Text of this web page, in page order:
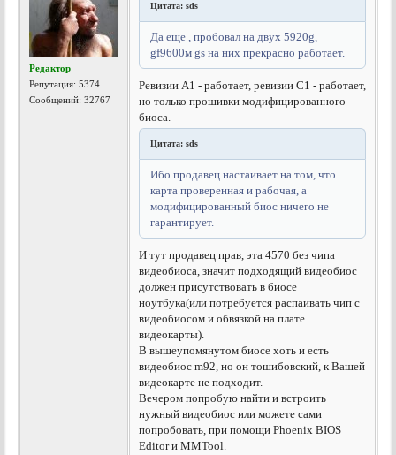
Редактор
Репутация:5374
Сообщений: 32767
Цитата: sds
Да еще , пробовал на двух 5920g,
gf9600м gs на них прекрасно работает.
Ревизии А1 - работает, ревизии С1 - работает,
но только прошивки модифицированного
биоса.
Цитата: sds
Ибо продавец настаивает на том, что
карта проверенная и рабочая, а
модифицированный биос ничего не
гарантирует.
И тут продавец прав, эта 4570 без чипа
видеобиоса, значит подходящий видеобиос
должен присутствовать в биосе
ноутбука(или потребуется распаивать чип с
видеобиосом и обвязкой на плате
видеокарты).
В вышеупомянутом биосе хоть и есть
видеобиос m92, но он тошибовский, к Вашей
видеокарте не подходит.
Вечером попробую найти и встроить
нужный видеобиос или можете сами
попробовать, при помощи Phoenix BIOS
Editor и MMTool.